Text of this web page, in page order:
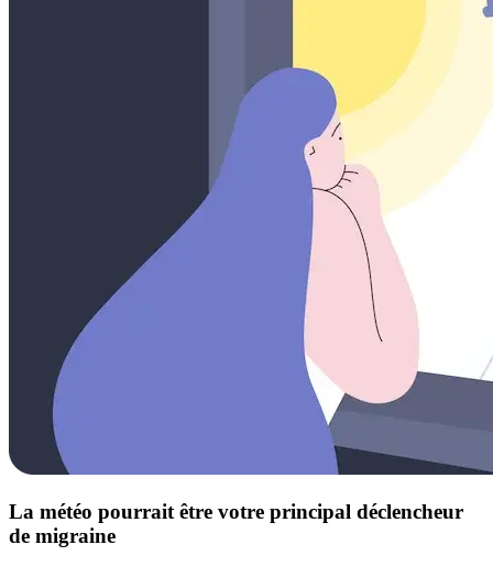
La météo pourrait être votre principal déclencheur
de migraine